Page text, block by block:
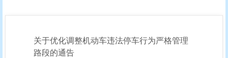
关于优化调整机动车违法停车行为严格管理
路段的通告